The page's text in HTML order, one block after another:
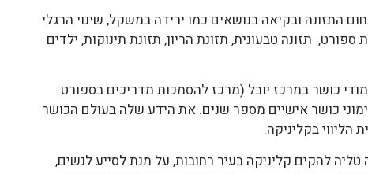
התזונה ובקיאה בנושאים כמו ירידה במשקל, שינוי הרגלי
ספורט, תזונה טבעונית, תזונת הריון, תזונת תינוקות, ילדים
כושר במרכז יובל (מרכז להסמכות מדריכים בספורט
כושר אישיים מספר שנים. את הידע שלה בעולם הכושר
הליווי בקליניקה.
החליטה טליה להקים קליניקה בעיר רחובות, על מנת לסייע לנשים,